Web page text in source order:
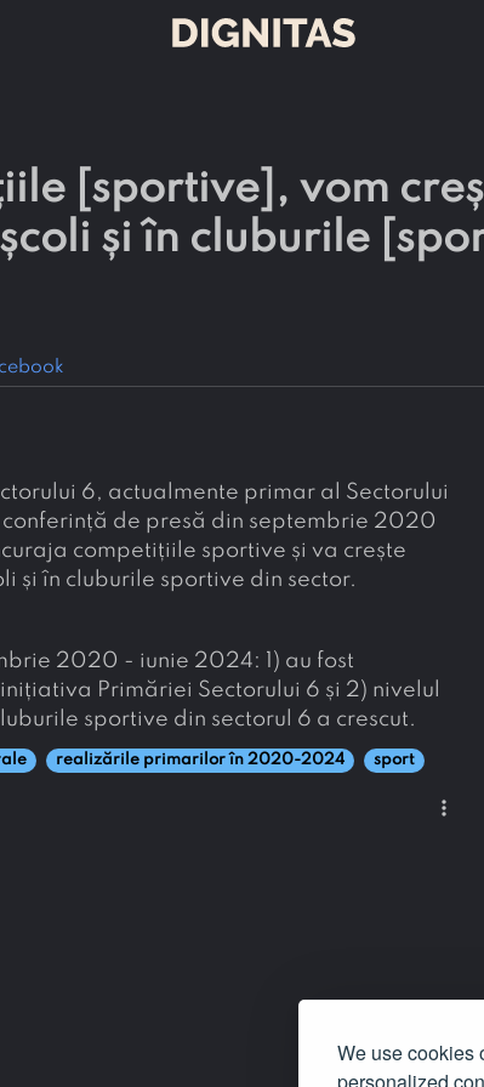
We use cookies
[sportive], vom
și în cluburile
6, actualmente primar al Sectorului
de presă din septembrie 2020
competițiile sportive și va crește
și în cluburile sportive din sector.
2020 - iunie 2024: 1) au fost
Primăriei Sectorului 6 și 2) nivelul
sportive din sectorul 6 a crescut.
realizările primarilor în 2020-2024 sport
more_vert